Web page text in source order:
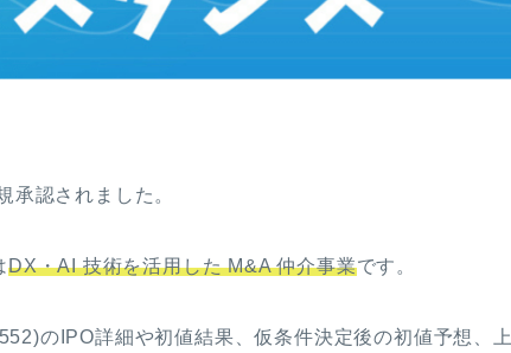
承認されました。
DX・AI 技術を活用した M&A 仲介事業です。
のIPO詳細や初値結果、仮条件決定後の初値予想、上